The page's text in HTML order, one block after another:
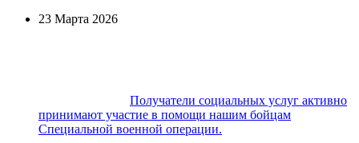
23 Марта 2026
Получатели социальных услуг активно
принимают участие в помощи нашим бойцам
Специальной военной операции.